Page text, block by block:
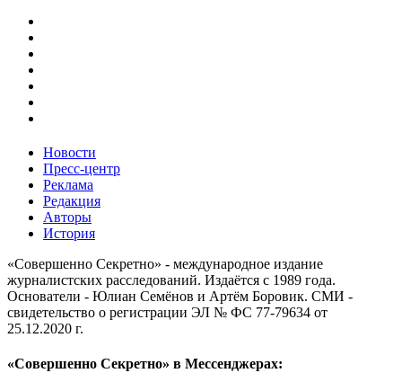
Новости
Пресс-центр
Реклама
Редакция
Авторы
История
«Совершенно Секретно» - международное издание
журналистских расследований. Издаётся с 1989 года.
Основатели - Юлиан Семёнов и Артём Боровик. CМИ -
свидетельство о регистрации ЭЛ № ФС 77-79634 от
25.12.2020 г.
«Совершенно Секретно» в Мессенджерах: